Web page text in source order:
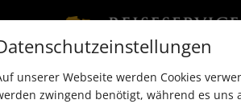
unserer Webseite werden Cookies
zwingend benötigt, während es uns